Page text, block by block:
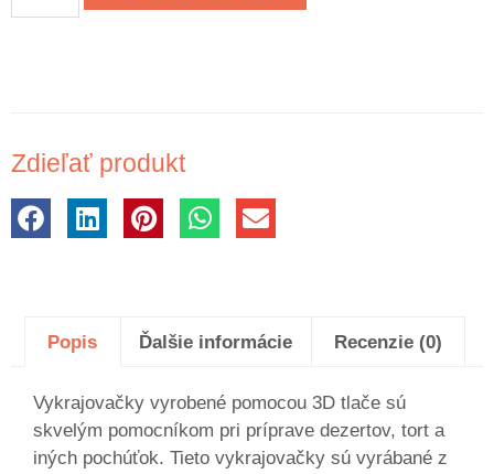
Zdieľať produkt
Popis Ďalšie informácie Recenzie (0)
Vykrajovačky vyrobené pomocou 3D tlače sú
skvelým pomocníkom pri príprave dezertov, tort a
iných pochúťok. Tieto vykrajovačky sú vyrábané z